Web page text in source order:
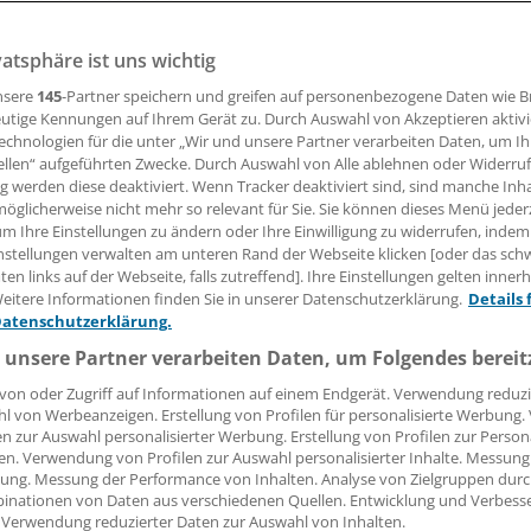
wirkt sich bei Osteoarthrose erwiesenermaßen
und -funktion aus. Mit den GLP-1-Rezeptoragonisten
Therapieprinzip, hieß es beim
Leserin, lieber Leser,
Beitrag können Sie lesen, sobald Sie sich
Jetzt anmelden »
Kostenlos
vergessen?
ist mit wenigen Klicks erledigt und kostenlos.
des kostenlosen Login:
Analysen, Hintergründe und Infografiken
Interviews und Praxis-Tipps
ist uns wichtig
145-Partner speichern und greifen auf personenbezogene Daten wie
Kennungen auf Ihrem Gerät zu. Durch Auswahl von Akzeptieren
für die unter „Wir und unsere Partner verarbeiten Daten, um
aufgeführten Zwecke. Durch Auswahl von Alle ablehnen oder
werden diese deaktiviert. Wenn Tracker deaktiviert sind, sind manche
nicht mehr so relevant für Sie. Sie können dieses Menü
Ihre Einstellungen zu ändern oder Ihre Einwilligung zu widerrufen,
verwalten am unteren Rand der Webseite klicken [oder das
links auf der Webseite, falls zutreffend]. Ihre Einstellungen gelten
Informationen finden Sie in unserer Datenschutzerklärung. Details
Partner verarbeiten Daten, um Folgendes
oder Zugriff auf Informationen auf einem Endgerät. Verwendung
von Werbeanzeigen. Erstellung von Profilen für personalisierte
zur Auswahl personalisierter Werbung. Erstellung von Profilen zur
Verwendung von Profilen zur Auswahl personalisierter Inhalte.
Messung der Performance von Inhalten. Analyse von Zielgruppen
von Daten aus verschiedenen Quellen. Entwicklung und
reduzierter Daten zur Auswahl von Inhalten.